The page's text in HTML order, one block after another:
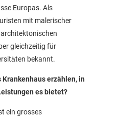
Europas. Als
mit malerischer
gleichzeitig für
bekannt.
Krankenhaus erzählen, in
es bietet?
ein grosses